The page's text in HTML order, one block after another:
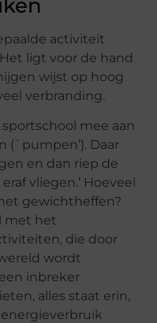
activiteit
ligt voor de hand
wijst op hoog
verbranding.
mee aan
(`pumpen’). Daar
en dan riep de
vliegen.’ Hoeveel
gewichtheffen?
met het
die door
wordt
inbreker
alles staat erin,